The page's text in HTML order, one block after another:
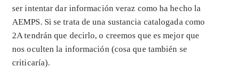
ser intentar dar información veraz como ha hecho la
AEMPS. Si se trata de una sustancia catalogada como
2A tendrán que decirlo, o creemos que es mejor que
nos oculten la información (cosa que también se
criticaría).